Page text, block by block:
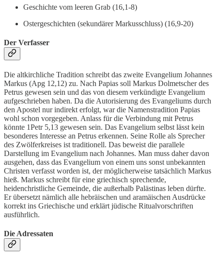
Geschichte vom leeren Grab (16,1-8)
Ostergeschichten (sekundärer Markusschluss) (16,9-20)
Der Verfasser
Die altkirchliche Tradition schreibt das zweite Evangelium Johannes
Markus (Apg 12,12) zu. Nach Papias soll Markus Dolmetscher des
Petrus gewesen sein und das von diesem verkündigte Evangelium
aufgeschrieben haben. Da die Autorisierung des Evangeliums durch
den Apostel nur indirekt erfolgt, war die Namenstradition Papias
wohl schon vorgegeben. Anlass für die Verbindung mit Petrus
könnte 1Petr 5,13 gewesen sein. Das Evangelium selbst lässt kein
besonderes Interesse an Petrus erkennen. Seine Rolle als Sprecher
des Zwölferkreises ist traditionell. Das beweist die parallele
Darstellung im Evangelium nach Johannes. Man muss daher davon
ausgehen, dass das Evangelium von einem uns sonst unbekannten
Christen verfasst worden ist, der möglicherweise tatsächlich Markus
hieß. Markus schreibt für eine griechisch sprechende,
heidenchristliche Gemeinde, die außerhalb Palästinas leben dürfte.
Er übersetzt nämlich alle hebräischen und aramäischen Ausdrücke
korrekt ins Griechische und erklärt jüdische Ritualvorschriften
ausführlich.
Die Adressaten